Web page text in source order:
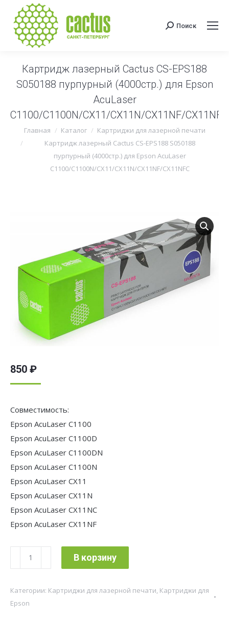
Поиск:
Поиск
Картридж лазерный Cactus CS-EPS188
S050188 пурпурный (4000стр.) для Epson
AcuLaser
C1100/C1100N/CX11/CX11N/CX11NF/CX11NFC
Вы здесь:
Главная Каталог
Картриджи для лазерной печати
Картридж лазерный Cactus CS-EPS188 S050188
пурпурный (4000стр.) для Epson AcuLaser
C1100/C1100N/CX11/CX11N/CX11NF/CX11NFC
850 ₽
Совместимость:
Epson AcuLaser C1100
Epson AcuLaser C1100D
Epson AcuLaser C1100DN
Epson AcuLaser C1100N
Epson AcuLaser CX11
Epson AcuLaser CX11N
Epson AcuLaser CX11NC
Epson AcuLaser CX11NF
Количество
товара
лазерный
Cactus
В корзину
Категории: Картриджи для лазерной печати, Картриджи для
Epson